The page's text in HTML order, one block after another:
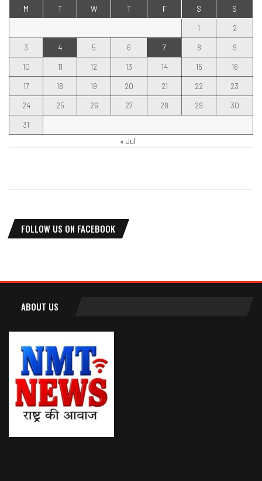
M T W T F S S
1 2
3 4 5 6 7 8 9
10 11 12 13 14 15 16
17 18 19 20 21 22 23
24 25 26 27 28 29 30
31
« Jul
FOLLOW US ON FACEBOOK
ABOUT US